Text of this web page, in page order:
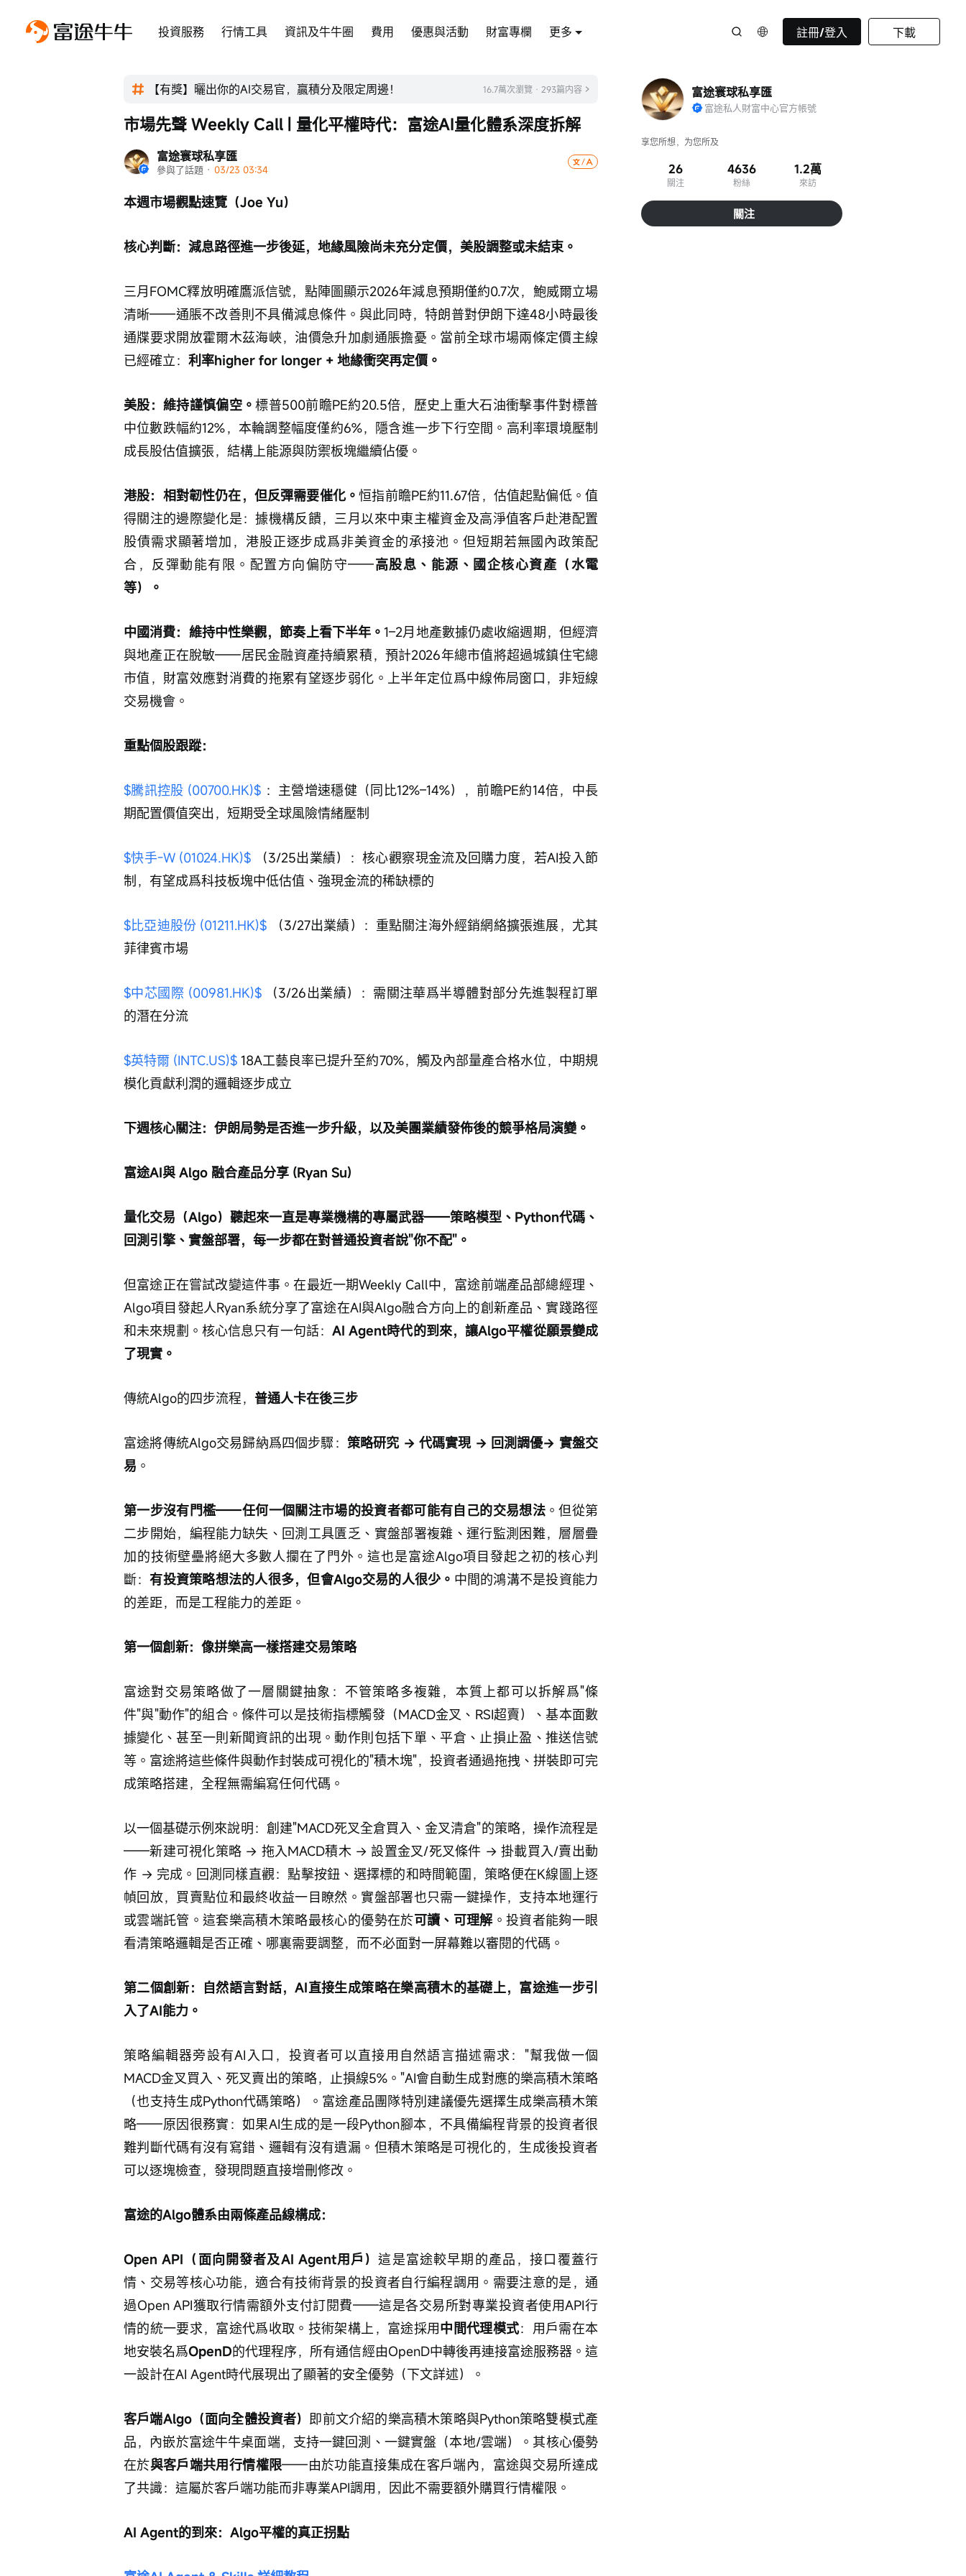
投資服務 行情工具 資訊及牛牛圈 費用 優惠與活動 財富專欄 更多 註冊/登入 下載
【有獎】曬出你的AI交易官，贏積分及限定周邊！ 16.7萬次瀏覽 · 293篇内容
富途寰球私享匯
參與了話題 · 03/23 03:34
市場先聲 Weekly Call | 量化平權時代：富途AI量化體系深度拆解
本週市場觀點速覽（Joe Yu）
核心判斷：減息路徑進一步後延，地緣風險尚未充分定價，美股調整或未結束。
三月FOMC釋放明確鷹派信號，點陣圖顯示2026年減息預期僅約0.7次，鮑威爾立場
清晰——通脹不改善則不具備減息條件。與此同時，特朗普對伊朗下達48小時最後
通牒要求開放霍爾木茲海峽，油價急升加劇通脹擔憂。當前全球市場兩條定價主線
已經確立： 利率higher for longer + 地緣衝突再定價。
美股：維持謹慎偏空。標普500前瞻PE約20.5倍，歷史上重大石油衝擊事件對標普
中位數跌幅約12%，本輪調整幅度僅約6%，隱含進一步下行空間。高利率環境壓制
成長股估值擴張，結構上能源與防禦板塊繼續佔優。
港股：相對韌性仍在，但反彈需要催化。恒指前瞻PE約11.67倍，估值起點偏低。值
得關注的邊際變化是：據機構反饋，三月以來中東主權資金及高淨值客戶赴港配置
股債需求顯著增加，港股正逐步成爲非美資金的承接池。但短期若無國內政策配
合，反彈動能有限。配置方向偏防守——高股息、能源、國企核心資產（水電
等）。
中國消費：維持中性樂觀，節奏上看下半年。 1–2月地產數據仍處收縮週期，但經濟
與地產正在脫敏——居民金融資產持續累積，預計2026年總市值將超過城鎮住宅總
市值，財富效應對消費的拖累有望逐步弱化。上半年定位爲中線佈局窗口，非短線
交易機會。
重點個股跟蹤：
$騰訊控股 (00700.HK)$ ：主營增速穩健（同比12%–14%），前瞻PE約14倍，中長
期配置價值突出，短期受全球風險情緒壓制
$快手-W (01024.HK)$ （3/25出業績）：核心觀察現金流及回購力度，若AI投入節
制，有望成爲科技板塊中低估值、強現金流的稀缺標的
$比亞迪股份 (01211.HK)$ （3/27出業績）：重點關注海外經銷網絡擴張進展，尤其
菲律賓市場
$中芯國際 (00981.HK)$ （3/26出業績）：需關注華爲半導體對部分先進製程訂單
的潛在分流
$英特爾 (INTC.US)$ 18A工藝良率已提升至約70%，觸及內部量產合格水位，中期規
模化貢獻利潤的邏輯逐步成立
下週核心關注：伊朗局勢是否進一步升級，以及美團業績發佈後的競爭格局演變。
富途AI與 Algo 融合產品分享 (Ryan Su)
量化交易（Algo）聽起來一直是專業機構的專屬武器——策略模型、Python代碼、
回測引擎、實盤部署，每一步都在對普通投資者說"你不配"。
但富途正在嘗試改變這件事。在最近一期Weekly Call中，富途前端產品部總經理、
Algo項目發起人Ryan系統分享了富途在AI與Algo融合方向上的創新產品、實踐路徑
和未來規劃。核心信息只有一句話： AI Agent時代的到來，讓Algo平權從願景變成
了現實。
傳統Algo的四步流程， 普通人卡在後三步
富途將傳統Algo交易歸納爲四個步驟： 策略研究 → 代碼實現 → 回測調優→ 實盤交
易 。
第一步沒有門檻——任何一個關注市場的投資者都可能有自己的交易想法。但從第
二步開始，編程能力缺失、回測工具匱乏、實盤部署複雜、運行監測困難，層層疊
加的技術壁壘將絕大多數人攔在了門外。這也是富途Algo項目發起之初的核心判
斷：有投資策略想法的人很多，但會Algo交易的人很少。 中間的鴻溝不是投資能力
的差距，而是工程能力的差距。
第一個創新：像拼樂高一樣搭建交易策略
富途對交易策略做了一層關鍵抽象：不管策略多複雜，本質上都可以拆解爲"條
件"與"動作"的組合。條件可以是技術指標觸發（MACD金叉、RSI超賣）、基本面數
據變化、甚至一則新聞資訊的出現。動作則包括下單、平倉、止損止盈、推送信號
等。富途將這些條件與動作封裝成可視化的"積木塊"，投資者通過拖拽、拼裝即可完
成策略搭建，全程無需編寫任何代碼。
以一個基礎示例來說明：創建"MACD死叉全倉買入、金叉清倉"的策略，操作流程是
——新建可視化策略 → 拖入MACD積木 → 設置金叉/死叉條件 → 掛載買入/賣出動
作 → 完成。回測同樣直觀：點擊按鈕、選擇標的和時間範圍，策略便在K線圖上逐
幀回放，買賣點位和最終收益一目瞭然。實盤部署也只需一鍵操作，支持本地運行
或雲端託管。這套樂高積木策略最核心的優勢在於可讀、可理解 。投資者能夠一眼
看清策略邏輯是否正確、哪裏需要調整，而不必面對一屏幕難以審閱的代碼。
第二個創新：自然語言對話，AI直接生成策略在樂高積木的基礎上，富途進一步引
入了AI能力。
策略編輯器旁設有AI入口，投資者可以直接用自然語言描述需求："幫我做一個
MACD金叉買入、死叉賣出的策略，止損線5%。"AI會自動生成對應的樂高積木策略
（也支持生成Python代碼策略）。富途產品團隊特別建議優先選擇生成樂高積木策
略——原因很務實：如果AI生成的是一段Python腳本，不具備編程背景的投資者很
難判斷代碼有沒有寫錯、邏輯有沒有遺漏。但積木策略是可視化的，生成後投資者
可以逐塊檢查，發現問題直接增刪修改。
富途的Algo體系由兩條產品線構成：
Open API（面向開發者及AI Agent用戶）這是富途較早期的產品，接口覆蓋行
情、交易等核心功能，適合有技術背景的投資者自行編程調用。需要注意的是，通
過Open API獲取行情需額外支付訂閱費——這是各交易所對專業投資者使用API行
情的統一要求，富途代爲收取。技術架構上，富途採用中間代理模式：用戶需在本
地安裝名爲OpenD的代理程序，所有通信經由OpenD中轉後再連接富途服務器。這
一設計在AI Agent時代展現出了顯著的安全優勢（下文詳述）。
客戶端Algo（面向全體投資者） 即前文介紹的樂高積木策略與Python策略雙模式產
品，內嵌於富途牛牛桌面端，支持一鍵回測、一鍵實盤（本地/雲端）。其核心優勢
在於與客戶端共用行情權限——由於功能直接集成在客戶端內，富途與交易所達成
了共識：這屬於客戶端功能而非專業API調用，因此不需要額外購買行情權限。
AI Agent的到來：Algo平權的真正拐點
富途寰球私享匯
富途私人財富中心官方帳號
享您所想，为您所及
26
關注
4636
粉絲
1.2萬
來訪
關注